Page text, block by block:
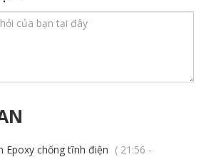
Epoxy chống tĩnh điện ( 21:56 -